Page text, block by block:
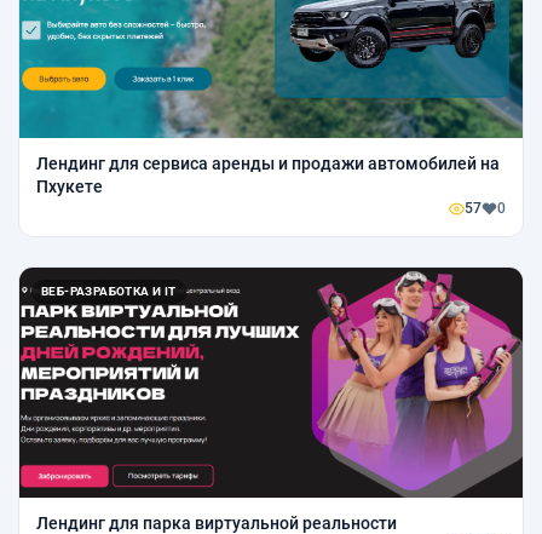
Лендинг для сервиса аренды и продажи автомобилей на
Пхукете
57 0
ВЕБ-РАЗРАБОТКА И IT
Лендинг для парка виртуальной реальности